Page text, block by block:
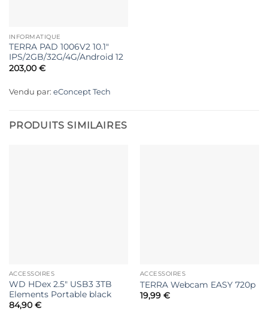
INFORMATIQUE
TERRA PAD 1006V2 10.1″
IPS/2GB/32G/4G/Android 12
203,00 €
Vendu par: eConcept Tech
PRODUITS SIMILAIRES
ACCESSOIRES
WD HDex 2.5″ USB3 3TB
Elements Portable black
84,90 €
ACCESSOIRES
TERRA Webcam EASY 720p
19,99 €